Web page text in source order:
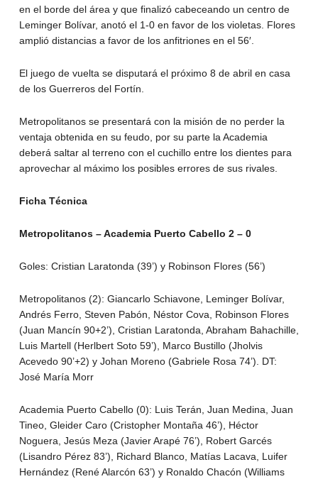
en el borde del área y que finalizó cabeceando un centro de
Leminger Bolívar, anotó el 1-0 en favor de los violetas. Flores
amplió distancias a favor de los anfitriones en el 56′.
El juego de vuelta se disputará el próximo 8 de abril en casa
de los Guerreros del Fortín.
Metropolitanos se presentará con la misión de no perder la
ventaja obtenida en su feudo, por su parte la Academia
deberá saltar al terreno con el cuchillo entre los dientes para
aprovechar al máximo los posibles errores de sus rivales.
Ficha Técnica
Metropolitanos – Academia Puerto Cabello 2 – 0
Goles: Cristian Laratonda (39’) y Robinson Flores (56’)
Metropolitanos (2): Giancarlo Schiavone, Leminger Bolívar,
Andrés Ferro, Steven Pabón, Néstor Cova, Robinson Flores
(Juan Mancín 90+2’), Cristian Laratonda, Abraham Bahachille,
Luis Martell (Herlbert Soto 59’), Marco Bustillo (Jholvis
Acevedo 90’+2) y Johan Moreno (Gabriele Rosa 74’). DT:
José María Morr
Academia Puerto Cabello (0): Luis Terán, Juan Medina, Juan
Tineo, Gleider Caro (Cristopher Montaña 46’), Héctor
Noguera, Jesús Meza (Javier Arapé 76’), Robert Garcés
(Lisandro Pérez 83’), Richard Blanco, Matías Lacava, Luifer
Hernández (René Alarcón 63’) y Ronaldo Chacón (Williams